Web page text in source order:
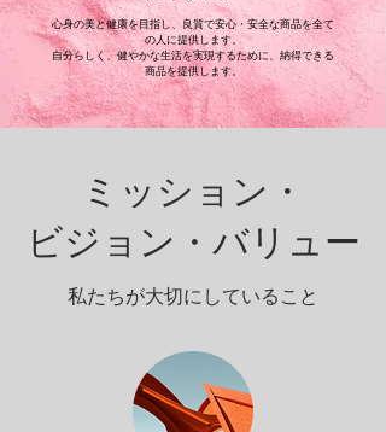
心身の美と健康を目指し、良質で安心・安全な商品を全て
の人に提供します。
自分らしく、健やかな生活を実現するために、納得できる
商品を提供します。
​ミッション・
ビジョン・バリュー
​私たちが大切にしていること